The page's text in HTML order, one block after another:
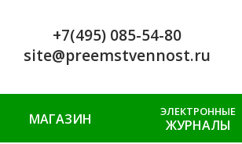
+7(495) 085-54-80
site@preemstvennost.ru
МАГАЗИН ЭЛЕКТРОННЫЕ
ЖУРНАЛЫ